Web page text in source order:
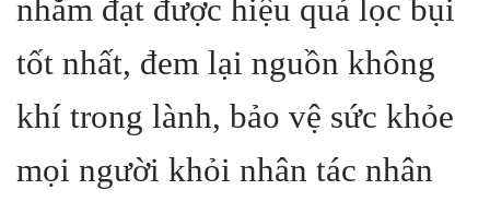
nhằm đạt được hiệu quả lọc bụi
tốt nhất, đem lại nguồn không
khí trong lành, bảo vệ sức khỏe
mọi người khỏi nhân tác nhân